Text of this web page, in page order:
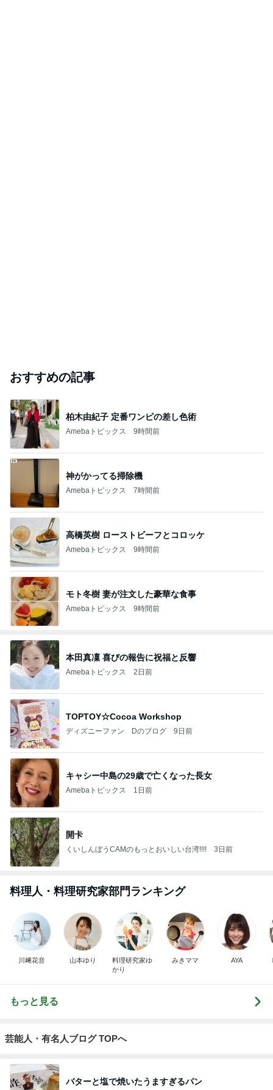
おすすめの記事
柏木由紀子 定番ワンピの差し色術
Amebaトピックス 9時間前
神がかってる掃除機
Amebaトピックス 7時間前
高橋英樹 ローストビーフとコロッケ
Amebaトピックス 9時間前
モト冬樹 妻が注文した豪華な食事
Amebaトピックス 9時間前
本田真凜 喜びの報告に祝福と反響
Amebaトピックス 2日前
TOPTOY☆Cocoa Workshop
ディズニーファン Dのブログ 9日前
キャシー中島の29歳で亡くなった長女
Amebaトピックス 1日前
開卡
くいしんぼうCAMのもっとおいしい台湾!!!! 3日前
料理人・料理研究家部門ランキング
川﨑花音 山本ゆり
料理研究家ゆ
かり
みきママ AYA
もっと見る
芸能人・有名人ブログ TOPへ
バターと塩で焼いたうますぎるパン